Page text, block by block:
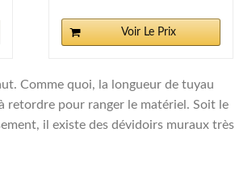
Voir Le Prix
Comme quoi, la longueur de tuyau
retordre pour ranger le matériel. Soit le
il existe des dévidoirs muraux très